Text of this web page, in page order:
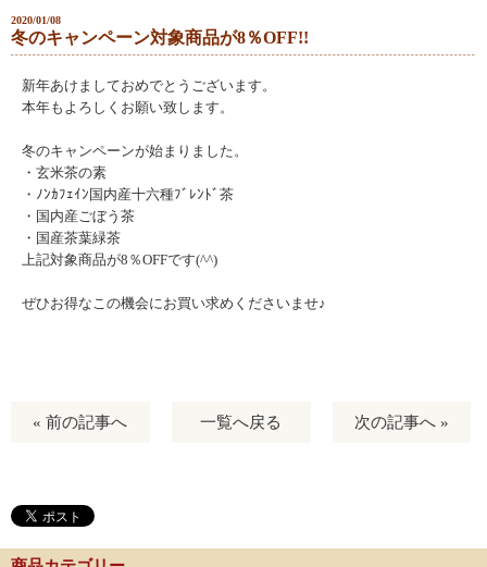
2020/01/08
冬のキャンペーン対象商品が8％OFF!!
新年あけましておめでとうございます。
本年もよろしくお願い致します。
冬のキャンペーンが始まりました。
・玄米茶の素
・ﾉﾝｶﾌｪｲﾝ国内産十六種ﾌﾞﾚﾝﾄﾞ茶
・国内産ごぼう茶
・国産茶葉緑茶
上記対象商品が8％OFFです(^^)
ぜひお得なこの機会にお買い求めくださいませ♪
« 前の記事へ 一覧へ戻る 次の記事へ »